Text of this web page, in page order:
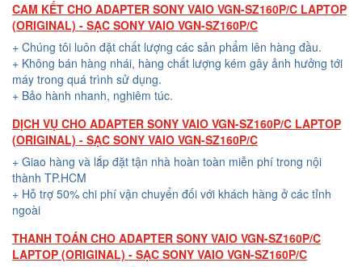
CAM KẾT CHO ADAPTER SONY VAIO VGN-SZ160P/C LAPTOP
(ORIGINAL) - SẠC SONY VAIO VGN-SZ160P/C
+ Chúng tôi luôn đặt chất lượng các sản phẩm lên hàng đầu.
+ Không bán hàng nhái, hàng chất lượng kém gây ảnh hưởng tới
máy trong quá trình sử dụng.
+ Bảo hành nhanh, nghiêm túc.
DỊCH VỤ CHO ADAPTER SONY VAIO VGN-SZ160P/C LAPTOP
(ORIGINAL) - SẠC SONY VAIO VGN-SZ160P/C
+ Giao hàng và lắp đặt tận nhà hoàn toàn miễn phí trong nội
thành TP.HCM
+ Hỗ trợ 50% chi phí vận chuyển đối với khách hàng ở các tỉnh
ngoài
THANH TOÁN CHO ADAPTER SONY VAIO VGN-SZ160P/C
LAPTOP (ORIGINAL) - SẠC SONY VAIO VGN-SZ160P/C